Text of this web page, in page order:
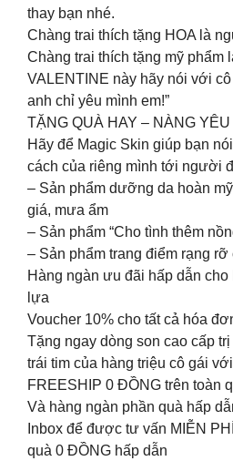
thay bạn nhé.
Chàng trai thích tặng HOA là
Chàng trai thích tặng mỹ phẩm
VALENTINE này hãy nói với
anh chỉ yêu mình em!”
TẶNG QUÀ HAY – NÀNG YÊU
Hãy để Magic Skin giúp bạn
cách của riêng mình tới người
– Sản phẩm dưỡng da hoàn
giá, mưa ẩm
– Sản phẩm “Cho tình thêm
– Sản phẩm trang điểm rạng rỡ
Hàng ngàn ưu đãi hấp dẫn cho
lựa
Voucher 10% cho tất cả hóa
Tặng ngay dòng son cao cấp
trái tim của hàng triệu cô gái
FREESHIP 0 ĐỒNG trên toàn
Và hàng ngàn phần quà hấp
Inbox để được tư vấn MIỄN
quà 0 ĐỒNG hấp dẫn